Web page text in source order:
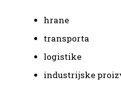
hrane
transporta
logistike
industrijske